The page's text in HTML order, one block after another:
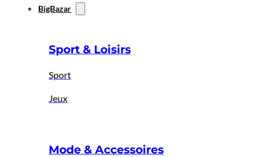
BigBazar
Sport & Loisirs
Sport
Jeux
Mode & Accessoires